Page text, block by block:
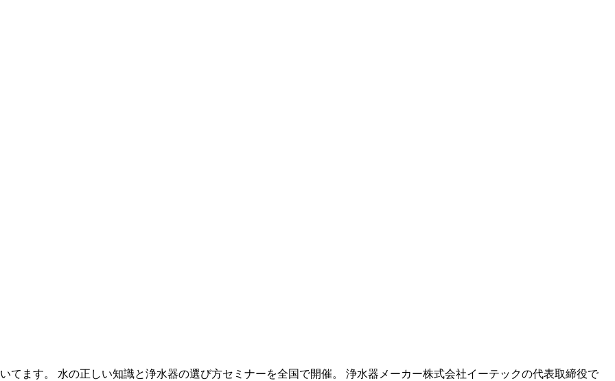
てます。 水の正しい知識と浄水器の選び方セミナーを全国で開催。 浄水器メーカー株式会社イーテックの代表取締役で